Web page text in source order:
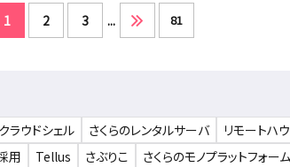
1 2 3 ... 81
ラウドシェル さくらのレンタルサーバ リモートハ
用 Tellus さぶりこ さくらのモノプラットフォーム